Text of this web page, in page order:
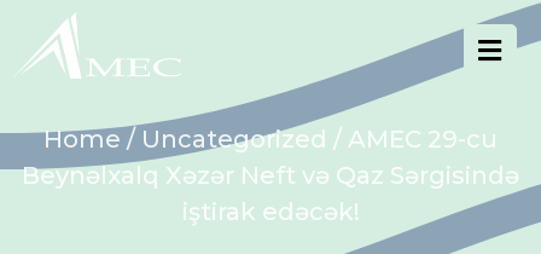
Home / Uncategorized / AMEC 29-cu
Beynəlxalq Xəzər Neft və Qaz Sərgisində
iştirak edəcək!